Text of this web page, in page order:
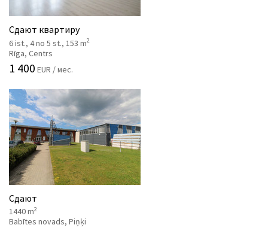
Сдают квартиру
6 ist., 4 no 5 st., 153 m2
Rīga, Centrs
1 400 EUR / мес.
Сдают
1440 m2
Babītes novads, Piņķi